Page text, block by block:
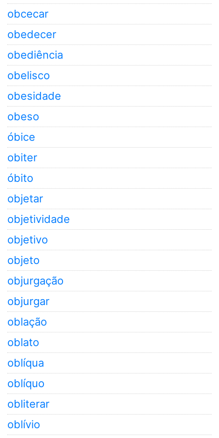
obcecar
obedecer
obediência
obelisco
obesidade
obeso
óbice
obiter
óbito
objetar
objetividade
objetivo
objeto
objurgação
objurgar
oblação
oblato
oblíqua
oblíquo
obliterar
oblívio